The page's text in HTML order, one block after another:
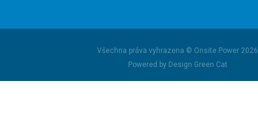
Všechna práva vyhrazena © Onsite Power 2026
Powered by Design Green Cat